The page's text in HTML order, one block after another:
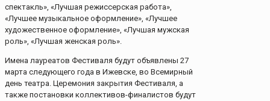
спектакль», «Лучшая режиссерская работа»,
«Лучшее музыкальное оформление», «Лучшее
художественное оформление», «Лучшая мужская
роль», «Лучшая женская роль».
Имена лауреатов Фестиваля будут объявлены 27
марта следующего года в Ижевске, во Всемирный
день театра. Церемония закрытия Фестиваля, а
также постановки коллективов-финалистов будут